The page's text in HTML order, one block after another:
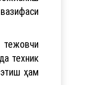
техник
ҳам